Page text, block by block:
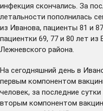
инфекция скончались. За
летальности пополнилась
из Иванова, пациенты 81 и
пациентки 69, 77 и 80 лет из
Лежневского района.
На сегодняшний день в
первым компонентом
человек, за последние
вторым компонентом